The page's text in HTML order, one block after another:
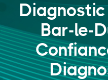
Bar-le-